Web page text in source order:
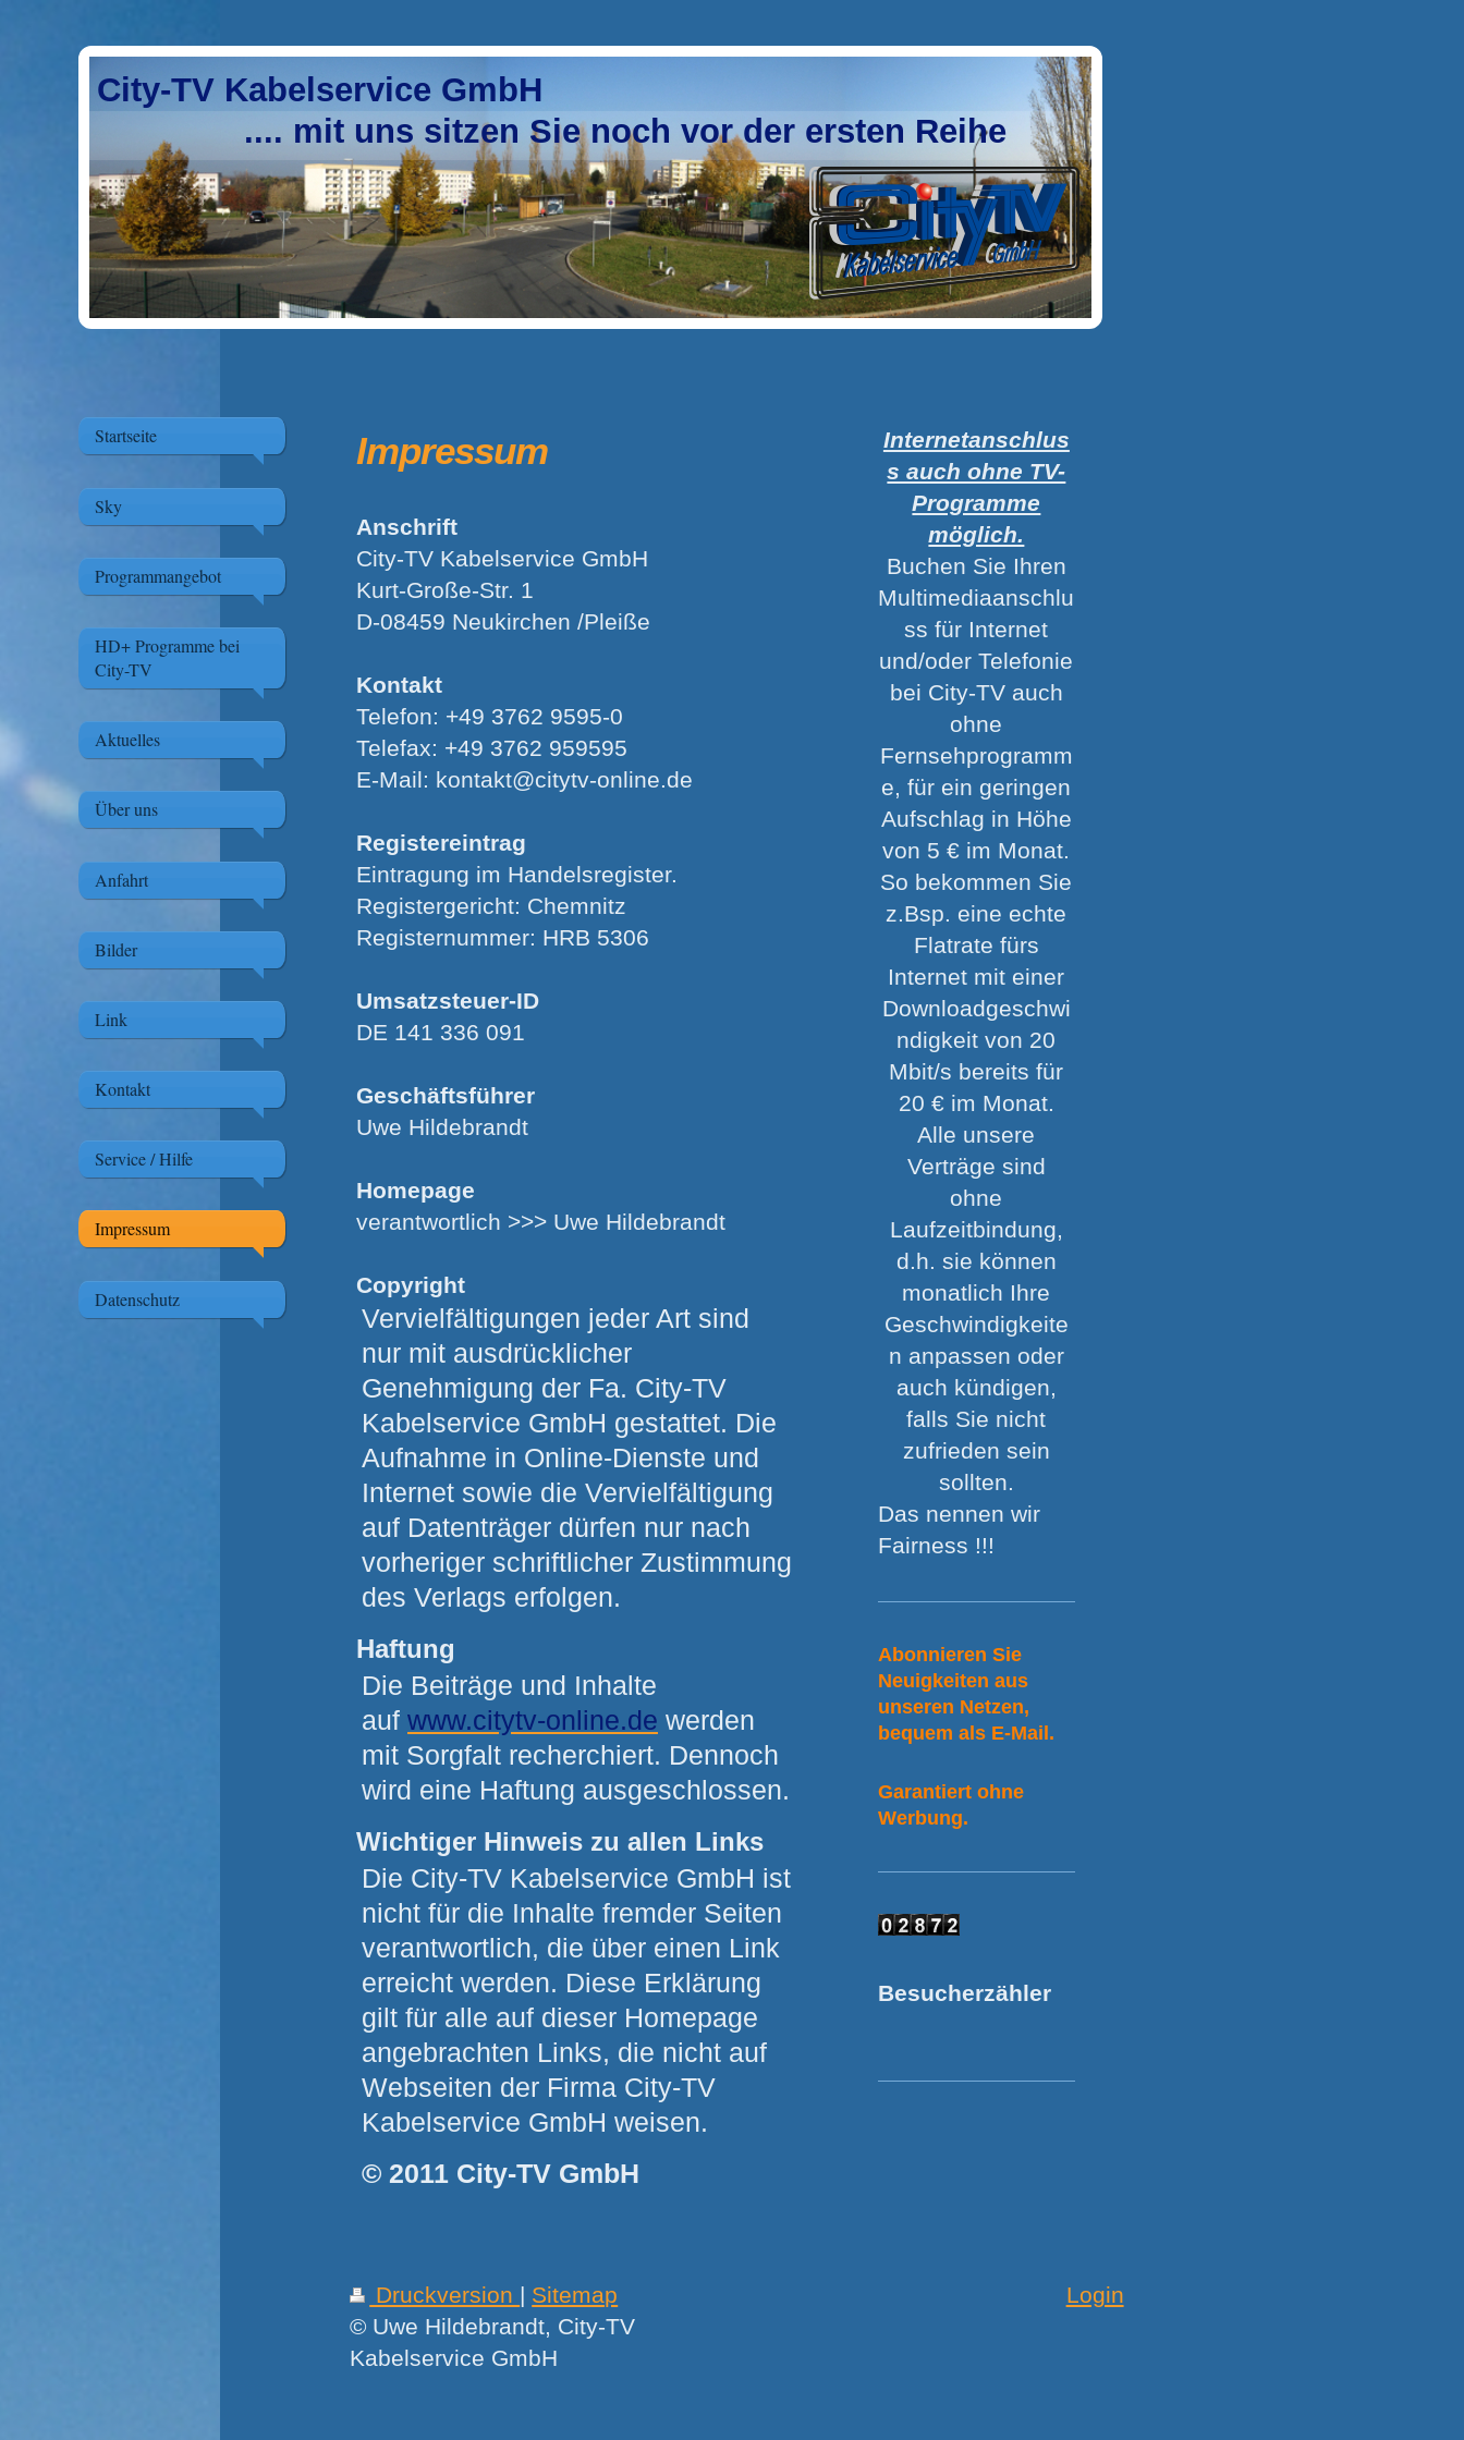
City-TV Kabelservice GmbH
.... mit uns sitzen Sie noch vor der ersten Reihe
Startseite
Sky
Programmangebot
HD+ Programme bei
City-TV
Aktuelles
Über uns
Anfahrt
Bilder
Link
Kontakt
Service / Hilfe
Impressum
Datenschutz
Impressum
Anschrift
City-TV Kabelservice GmbH
Kurt-Große-Str. 1
D-08459 Neukirchen /Pleiße
Kontakt
Telefon: +49 3762 9595-0
Telefax: +49 3762 959595
E-Mail: kontakt@citytv-online.de
Registereintrag
Eintragung im Handelsregister.
Registergericht: Chemnitz
Registernummer: HRB 5306
Umsatzsteuer-ID
DE 141 336 091
Geschäftsführer
Uwe Hildebrandt
Homepage
verantwortlich >>> Uwe Hildebrandt
Copyright
Vervielfältigungen jeder Art sind
nur mit ausdrücklicher
Genehmigung der Fa. City-TV
Kabelservice GmbH gestattet. Die
Aufnahme in Online-Dienste und
Internet sowie die Vervielfältigung
auf Datenträger dürfen nur nach
vorheriger schriftlicher Zustimmung
des Verlags erfolgen.
Haftung
Die Beiträge und Inhalte
auf www.citytv-online.de werden
mit Sorgfalt recherchiert. Dennoch
wird eine Haftung ausgeschlossen.
Wichtiger Hinweis zu allen Links
Die City-TV Kabelservice GmbH ist
nicht für die Inhalte fremder Seiten
verantwortlich, die über einen Link
erreicht werden. Diese Erklärung
gilt für alle auf dieser Homepage
angebrachten Links, die nicht auf
Webseiten der Firma City-TV
Kabelservice GmbH weisen.
© 2011 City-TV GmbH
Internetanschlus
s auch ohne TV-
Programme
möglich.
Buchen Sie Ihren
Multimediaanschlu
ss für Internet
und/oder Telefonie
bei City-TV auch
ohne
Fernsehprogramm
e, für ein geringen
Aufschlag in Höhe
von 5 € im Monat.
So bekommen Sie
z.Bsp. eine echte
Flatrate fürs
Internet mit einer
Downloadgeschwi
ndigkeit von 20
Mbit/s bereits für
20 € im Monat.
Alle unsere
Verträge sind
ohne
Laufzeitbindung,
d.h. sie können
monatlich Ihre
Geschwindigkeite
n anpassen oder
auch kündigen,
falls Sie nicht
zufrieden sein
sollten.
Das nennen wir
Fairness !!!
Abonnieren Sie
Neuigkeiten aus
unseren Netzen,
bequem als E-Mail.
Garantiert ohne
Werbung.
Besucherzähler
Druckversion | Sitemap
© Uwe Hildebrandt, City-TV
Kabelservice GmbH
Login